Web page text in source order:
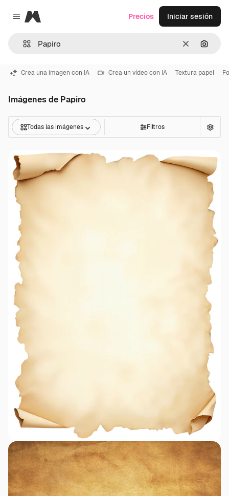
Close menu
Magnific
Borrar
Precios Iniciar sesión
Crea una imagen con IA Crea un vídeo con IA Textura papel
Imágenes de Papiro
Todas las imágenes Filtros